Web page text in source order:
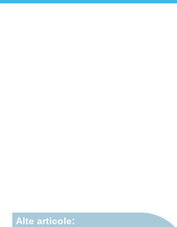
Alte articole: